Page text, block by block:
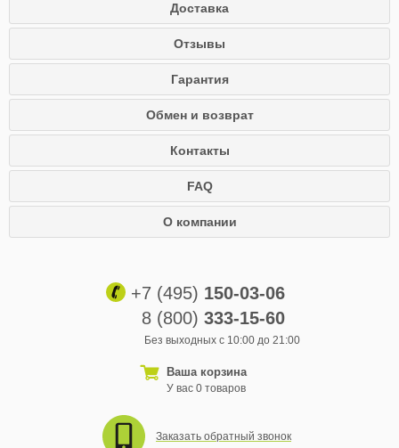
Доставка
Отзывы
Гарантия
Обмен и возврат
Контакты
FAQ
О компании
+7 (495) 150-03-06
8 (800) 333-15-60
Без выходных с 10:00 до 21:00
Ваша корзина
У вас 0 товаров
Заказать обратный звонок